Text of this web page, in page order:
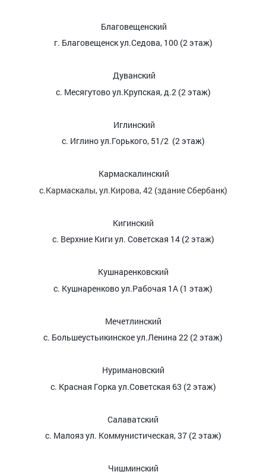
Благовещенский
г. Благовещенск ул.Седова, 100 (2 этаж)
Дуванский
с. Месягутово ул.Крупская, д.2 (2 этаж)
Иглинский
с. Иглино ул.Горького, 51/2 (2 этаж)
Кармаскалинский
с.Кармаскалы, ул.Кирова, 42 (здание Сбербанк)
Кигинский
с. Верхние Киги ул. Советская 14 (2 этаж)
Кушнаренковский
с. Кушнаренково ул.Рабочая 1А (1 этаж)
Мечетлинский
с. Большеустьикинское ул.Ленина 22 (2 этаж)
Нуримановский
с. Красная Горка ул.Советская 63 (2 этаж)
Салаватский
с. Малояз ул. Коммунистическая, 37 (2 этаж)
Чишминский